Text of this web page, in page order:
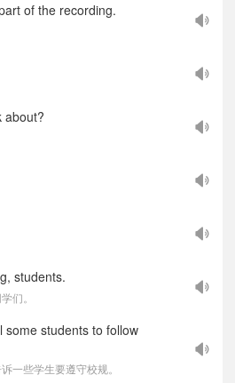
of the recording.
about?
students.
们。
students to follow
一些学生要遵守校规。